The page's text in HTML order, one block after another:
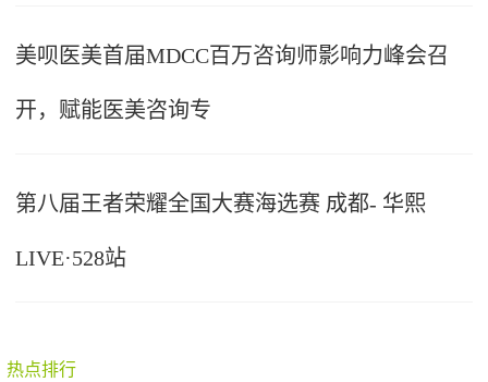
美呗医美首届MDCC百万咨询师影响力峰会召
开，赋能医美咨询专
第八届王者荣耀全国大赛海选赛 成都- 华熙
LIVE·528站
热点排行